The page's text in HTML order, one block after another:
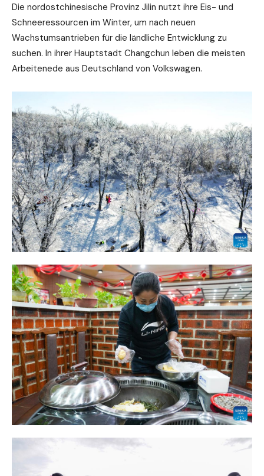
Die nordostchinesische Provinz Jilin nutzt ihre Eis- und
Schneeressourcen im Winter, um nach neuen
Wachstumsantrieben für die ländliche Entwicklung zu
suchen. In ihrer Hauptstadt Changchun leben die meisten
Arbeitenede aus Deutschland von Volkswagen.